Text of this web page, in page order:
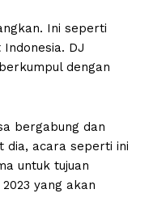
Ini seperti
DJ
dengan
bergabung dan
dia, acara seperti ini
untuk tujuan
yang akan